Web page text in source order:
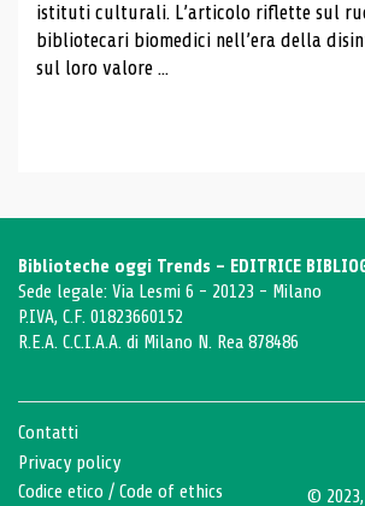
istituti culturali. L’articolo riflette sul
bibliotecari biomedici nell’era della
sul loro valore ...
Biblioteche oggi Trends - EDITRICE
Sede legale: Via Lesmi 6 - 20123 - Milano
P.IVA, C.F. 01823660152
R.E.A. C.C.I.A.A. di Milano N. Rea 878486
Contatti
Privacy policy
Codice etico / Code of ethics ©